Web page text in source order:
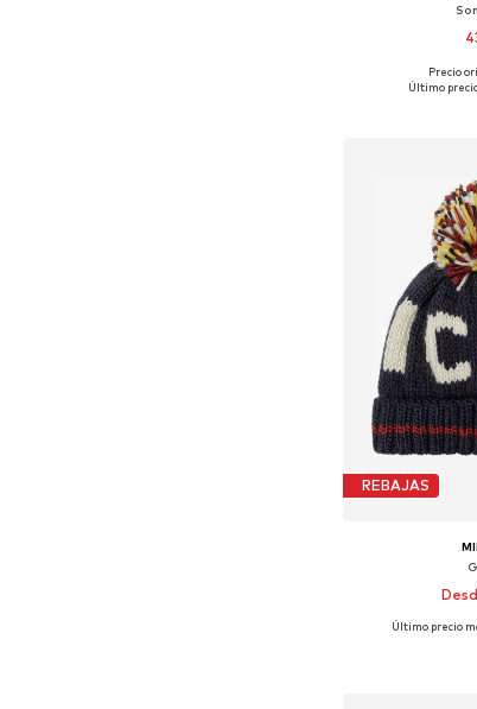
Tallas
Precio
Último
REBAJAS
Tallas
Último precio